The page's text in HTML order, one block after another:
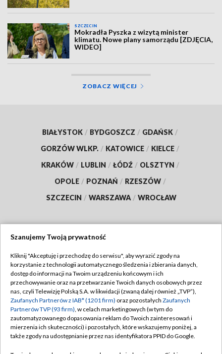
SZCZECIN
Mokradła Pyszka z wizytą minister
klimatu. Nowe plany samorządu [ZDJĘCIA,
WIDEO]
ZOBACZ WIĘCEJ
BIAŁYSTOK / BYDGOSZCZ / GDAŃSK /
GORZÓW WLKP. / KATOWICE / KIELCE /
KRAKÓW / LUBLIN / ŁÓDŹ / OLSZTYN /
OPOLE / POZNAŃ / RZESZÓW /
SZCZECIN / WARSZAWA / WROCŁAW
TVP
Abonament TVP
Emisja w TVP
Centrum informacji TVP
Naziemna Telewizja Cyfrowa
Regulamin TVP
Polityka prywatności
Moje zgody
Pomoc
Szanujemy Twoją prywatność
Kliknij "Akceptuję i przechodzę do serwisu", aby wyrazić zgody na
korzystanie z technologii automatycznego śledzenia i zbierania danych,
dostęp do informacji na Twoim urządzeniu końcowym i ich
przechowywanie oraz na przetwarzanie Twoich danych osobowych przez
nas, czyli Telewizję Polską S.A. w likwidacji (zwaną dalej również „TVP”),
Zaufanych Partnerów z IAB* (1201 firm) oraz pozostałych Zaufanych
Partnerów TVP (93 firm), w celach marketingowych (w tym do
zautomatyzowanego dopasowania reklam do Twoich zainteresowań i
mierzenia ich skuteczności) i pozostałych, które wskazujemy poniżej, a
także zgody na udostępnianie przez nas identyfikatora PPID do Google.